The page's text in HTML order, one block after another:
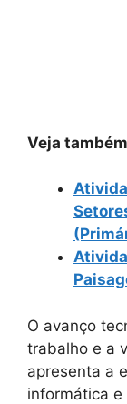
Veja
O avanço
trabalho e a
apresenta a
informática